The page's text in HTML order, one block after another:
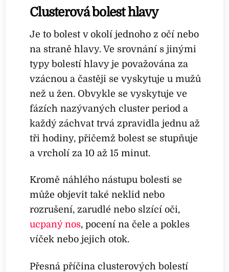
Clusterová bolest hlavy
Je to bolest v okolí jednoho z očí nebo
na straně hlavy. Ve srovnání s jinými
typy bolestí hlavy je považována za
vzácnou a častěji se vyskytuje u mužů
než u žen. Obvykle se vyskytuje ve
fázích nazývaných cluster period a
každý záchvat trvá zpravidla jednu až
tři hodiny, přičemž bolest se stupňuje
a vrcholí za 10 až 15 minut.
Kromě náhlého nástupu bolesti se
může objevit také neklid nebo
rozrušení, zarudlé nebo slzící oči,
ucpaný nos, pocení na čele a pokles
víček nebo jejich otok.
Přesná příčina clusterových bolestí